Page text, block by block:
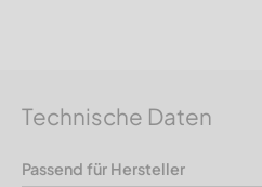
Technische Daten
Passend für Hersteller